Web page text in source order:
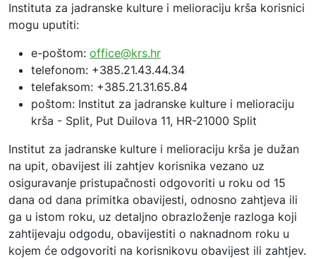
Instituta za jadranske kulture i melioraciju krša korisnici
mogu uputiti:
e-poštom: office@krs.hr
telefonom: +385.21.43.44.34
telefaksom: +385.21.31.65.84
poštom: Institut za jadranske kulture i melioraciju
krša - Split, Put Duilova 11, HR-21000 Split
Institut za jadranske kulture i melioraciju krša je dužan
na upit, obavijest ili zahtjev korisnika vezano uz
osiguravanje pristupačnosti odgovoriti u roku od 15
dana od dana primitka obavijesti, odnosno zahtjeva ili
ga u istom roku, uz detaljno obrazloženje razloga koji
zahtijevaju odgodu, obavijestiti o naknadnom roku u
kojem će odgovoriti na korisnikovu obavijest ili zahtjev.